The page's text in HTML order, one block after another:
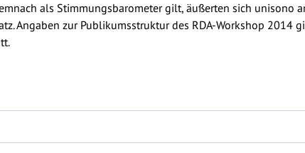
als Stimmungsbarometer gilt, äußerten sich unisono
Angaben zur Publikumsstruktur des RDA-Workshop 2014